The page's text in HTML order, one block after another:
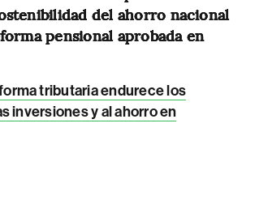
del ahorro nacional
pensional aprobada en
tributaria endurece los
inversiones y al ahorro en